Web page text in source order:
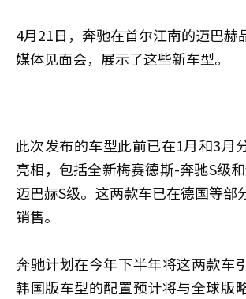
4月21日，奔驰在首尔江南的迈巴赫
媒体见面会，展示了这些新车型。
此次发布的车型此前已在1月和3月
亮相，包括全新梅赛德斯-奔驰S级
迈巴赫S级。这两款车已在德国等部
销售。
奔驰计划在今年下半年将这两款车
韩国版车型的配置预计将与全球版